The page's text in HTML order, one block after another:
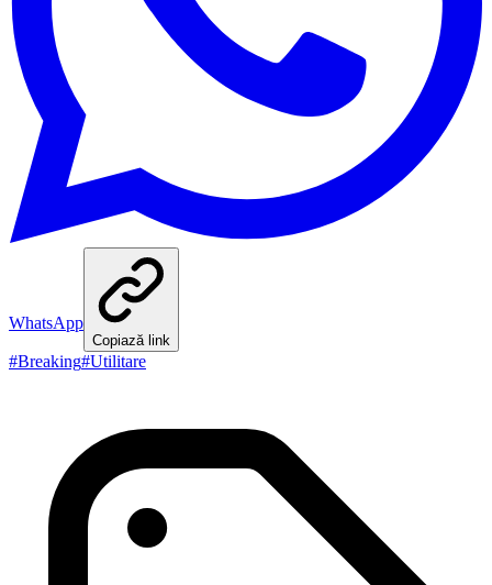
WhatsApp
Copiază link
#Breaking#Utilitare